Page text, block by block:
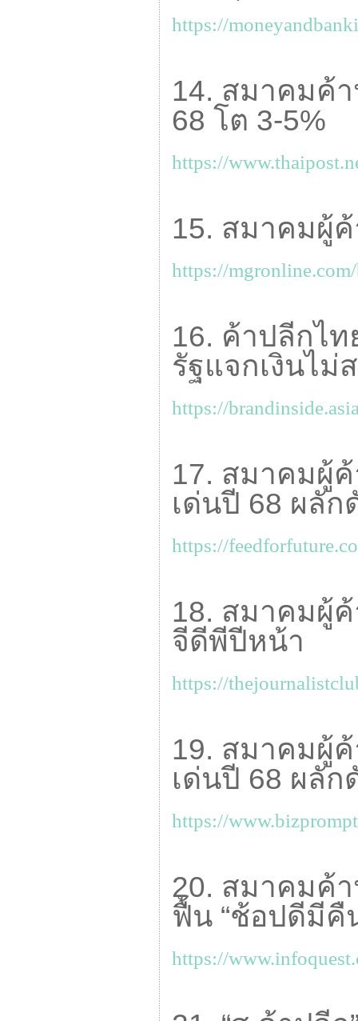
https://
14. สมาคมค้
68 โต 3-5%
https://
15. สมาคมผู้ค้
https://
16. ค้าปลีกไ
รัฐแจกเงินไม่
https://
17. สมาคมผู้
เด่นปี 68 ผลั
https://
18. สมาคมผู้
จีดีพีปีหน้า
https://
19. สมาคมผู้
เด่นปี 68 ผลั
https://
20. สมาคมค้า
ฟื้น “ช้อปดีมี
https://